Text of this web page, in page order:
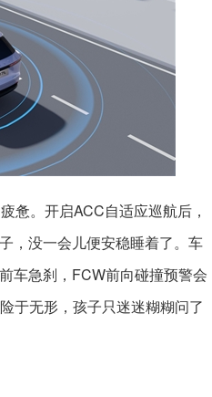
惫。开启ACC自适应巡航后，
，没一会儿便安稳睡着了。车
车急刹，FCW前向碰撞预警会
于无形，孩子只迷迷糊糊问了